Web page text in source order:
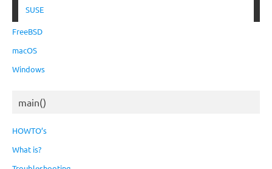
SUSE
FreeBSD
macOS
Windows
main()
HOWTO’s
What is?